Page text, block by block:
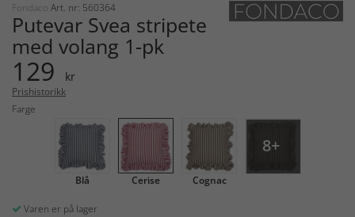
Fondaco Art. nr: 560364
Putevar Svea stripete
med volang 1-pk
129 kr
Prishistorikk
Farge
Blå Cerise Cognac
8+
Varen er på lager